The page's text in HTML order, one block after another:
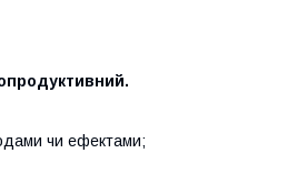
чи ефектами;